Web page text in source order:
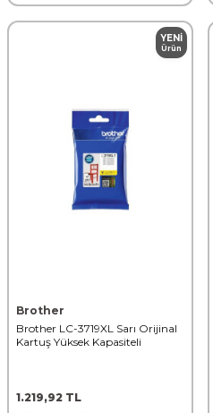
YENI
Ürün
Brother
Brother LC-3719XL Sarı Orijinal
Kartuş Yüksek Kapasiteli
1.219,92 TL